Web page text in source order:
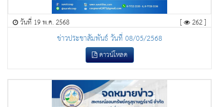
วันที่ 19 พ.ค. 2568 [ 262 ]
ข่าวประชาสัมพันธ์ วันที่ 08/05/2568
ดาวน์โหลด